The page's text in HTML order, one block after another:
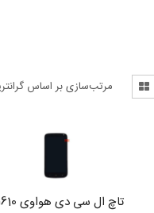
تاچ ال سی دی هواوی G610